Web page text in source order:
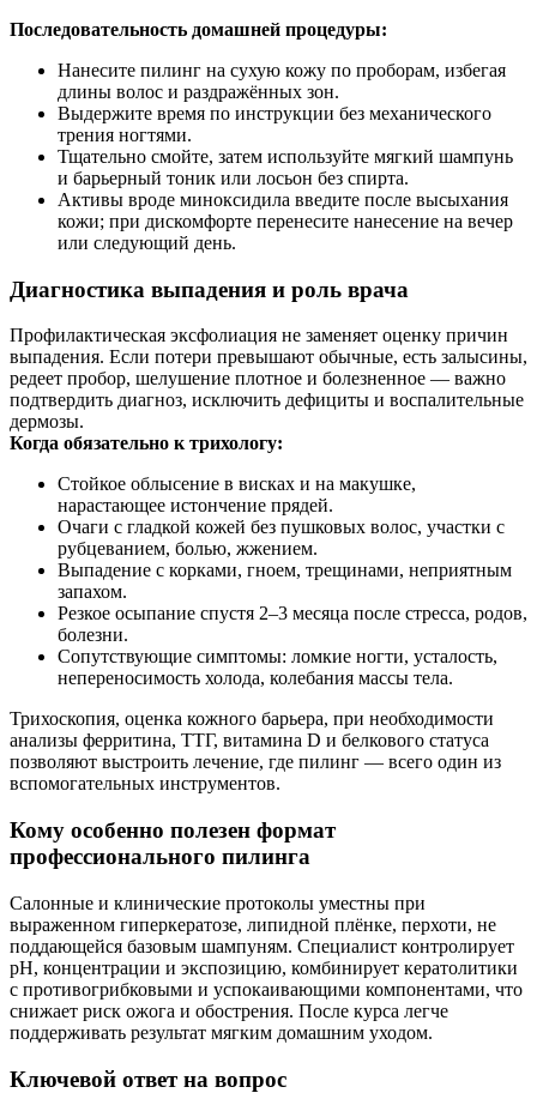
Последовательность домашней процедуры:
Нанесите пилинг на сухую кожу по проборам, избегая
длины волос и раздражённых зон.
Выдержите время по инструкции без механического
трения ногтями.
Тщательно смойте, затем используйте мягкий шампунь
и барьерный тоник или лосьон без спирта.
Активы вроде миноксидила введите после высыхания
кожи; при дискомфорте перенесите нанесение на вечер
или следующий день.
Диагностика выпадения и роль врача
Профилактическая эксфолиация не заменяет оценку причин
выпадения. Если потери превышают обычные, есть залысины,
редеет пробор, шелушение плотное и болезненное — важно
подтвердить диагноз, исключить дефициты и воспалительные
дермозы.
Когда обязательно к трихологу:
Стойкое облысение в висках и на макушке,
нарастающее истончение прядей.
Очаги с гладкой кожей без пушковых волос, участки с
рубцеванием, болью, жжением.
Выпадение с корками, гноем, трещинами, неприятным
запахом.
Резкое осыпание спустя 2–3 месяца после стресса, родов,
болезни.
Сопутствующие симптомы: ломкие ногти, усталость,
непереносимость холода, колебания массы тела.
Трихоскопия, оценка кожного барьера, при необходимости
анализы ферритина, ТТГ, витамина D и белкового статуса
позволяют выстроить лечение, где пилинг — всего один из
вспомогательных инструментов.
Кому особенно полезен формат
профессионального пилинга
Салонные и клинические протоколы уместны при
выраженном гиперкератозе, липидной плёнке, перхоти, не
поддающейся базовым шампуням. Специалист контролирует
pH, концентрации и экспозицию, комбинирует кератолитики
с противогрибковыми и успокаивающими компонентами, что
снижает риск ожога и обострения. После курса легче
поддерживать результат мягким домашним уходом.
Ключевой ответ на вопрос